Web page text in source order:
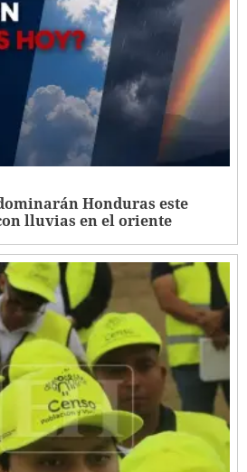
Honduras este
lluvias en el oriente